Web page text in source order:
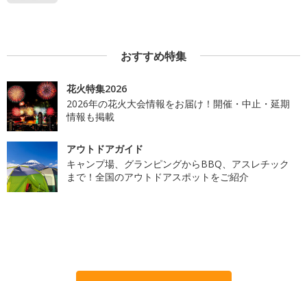
おすすめ特集
花火特集2026
2026年の花火大会情報をお届け！開催・中止・延期
情報も掲載
アウトドアガイド
キャンプ場、グランピングからBBQ、アスレチック
まで！全国のアウトドアスポットをご紹介